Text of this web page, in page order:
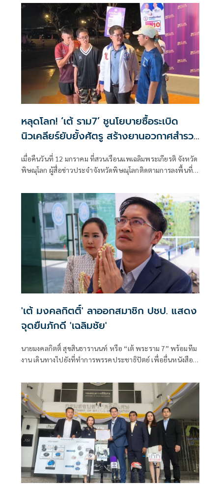
เปลี่ยนโลก เช่น จูราสิค พาร์ค ไดโนเสาร์มีชีวิต เที่ยวอาบอบ
นวดคนละครึ่ง รวมถึงการซื้อทีมฟุตบอลแมนเชสเตอร์ยูไนเต็ด
หลุดโลก! ‘เต้ ราม7’ ชูนโยบายซื้อระเบิด
นิวเคลียร์ยับยั้งศัตรู สร้างยานอวกาศสำรวจ
ดวงดาว
เมื่อคืนวันที่ 12 มกราคม ที่สวนเรือนแพเฉลิมพระเกียรติ จังหวัด
พิษณุโลก ผู้สื่อข่าวประจำจังหวัดพิษณุโลกติดตามการลงพื้นที่
'เต้ มงคลกิตติ์' ลาออกสมาชิก ปชป. แสดง
จุดยืนภักดี 'เฉลิมชัย'
นายมงคลกิตติ์ สุขสินธารานนท์ หรือ “เต้ พระราม 7” พร้อมทีม
งาน เดินทางไปยังที่ทำการพรรคประชาธิปัตย์ เพื่อยื่นหนังสือ
ร่วมกันกราบลาพระแม่ธรณีที่ตั้งอยู่บริเวณด้านหน้าที่ทำการ
พรรค